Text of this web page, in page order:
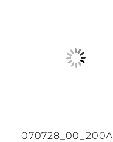
070728_00_200A